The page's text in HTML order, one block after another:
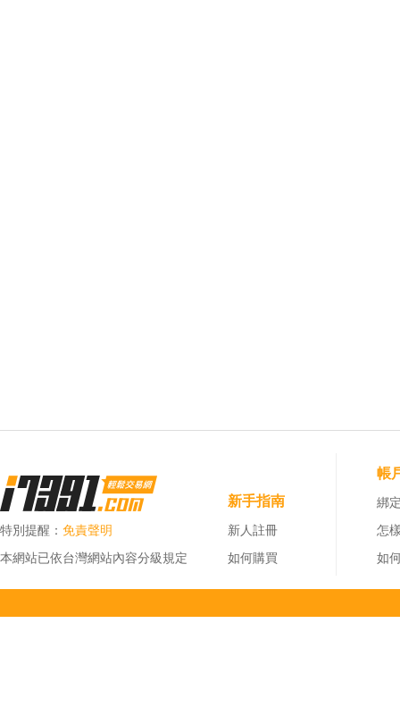
特別提醒： 免責聲明
本網站已依台灣網站內容分級規定
新手指南
新人註冊
如何購買
帳
綁
怎
如